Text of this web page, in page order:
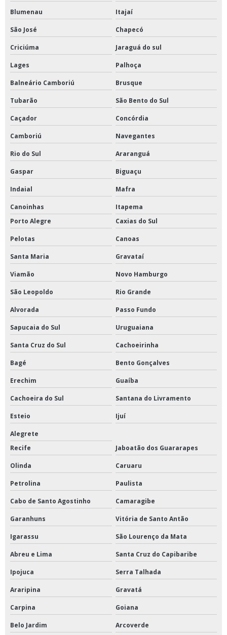
Blumenau Itajaí
São José Chapecó
Criciúma Jaraguá do sul
Lages Palhoça
Balneário Camboriú Brusque
Tubarão São Bento do Sul
Caçador Concórdia
Camboriú Navegantes
Rio do Sul Araranguá
Gaspar Biguaçu
Indaial Mafra
Canoinhas
Itapema
Porto Alegre
Caxias do Sul
Pelotas Canoas
Santa Maria Gravataí
Viamão Novo Hamburgo
São Leopoldo Rio Grande
Alvorada Passo Fundo
Sapucaia do Sul Uruguaiana
Santa Cruz do Sul Cachoeirinha
Bagé Bento Gonçalves
Erechim Guaíba
Cachoeira do Sul Santana do Livramento
Esteio Ijuí
Alegrete
Recife
Jaboatão dos Guararapes
Olinda Caruaru
Petrolina Paulista
Cabo de Santo Agostinho Camaragibe
Garanhuns Vitória de Santo Antão
Igarassu São Lourenço da Mata
Abreu e Lima Santa Cruz do Capibaribe
Ipojuca Serra Talhada
Araripina Gravatá
Carpina Goiana
Belo Jardim Arcoverde